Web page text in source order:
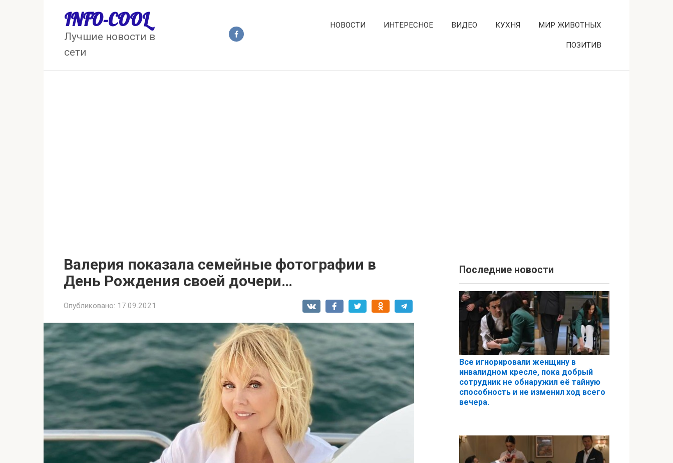
INFO-COOL
Лучшие новости в
сети
НОВОСТИ ИНТЕРЕСНОЕ ВИДЕО КУХНЯ МИР ЖИВОТНЫХ
ПОЗИТИВ
Валерия показала семейные фотографии в
День Рождения своей дочери…
Опубликовано: 17.09.2021
Последние новости
Все игнорировали женщину в
инвалидном кресле, пока добрый
сотрудник не обнаружил её тайную
способность и не изменил ход всего
вечера.